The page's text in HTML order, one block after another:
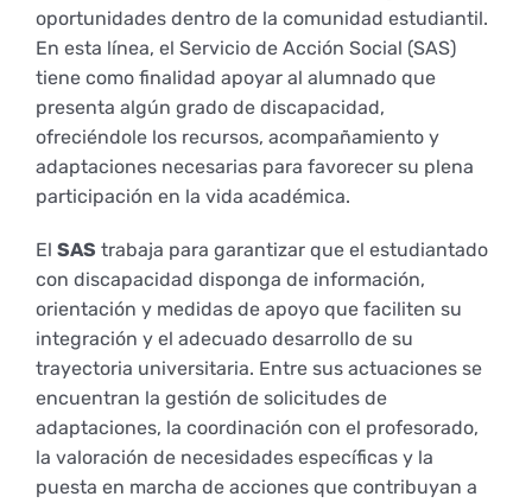
Comisiones
Personal
Empresas
Coordinador y tutores
Renovación acreditación
Memoria verificación
Informes
Impresos y formularios
Documentos
Impresos y formularios
Correo institucional
Delegación de Estudiantes
Estatuto estudiante universitario
Plan de acción tutorial
Programa Mentor
Primer Encuentro (2025)
Edición 2025 (UVL 2025)
Edición 2026 (UVL 2026)
oportunidades dentro de la comunidad estudiantil.
En esta línea, el Servicio de Acción Social (SAS)
tiene como finalidad apoyar al alumnado que
presenta algún grado de discapacidad,
ofreciéndole los recursos, acompañamiento y
adaptaciones necesarias para favorecer su plena
participación en la vida académica.
El SAS trabaja para garantizar que el estudiantado
con discapacidad disponga de información,
orientación y medidas de apoyo que faciliten su
integración y el adecuado desarrollo de su
trayectoria universitaria. Entre sus actuaciones se
encuentran la gestión de solicitudes de
adaptaciones, la coordinación con el profesorado,
la valoración de necesidades específicas y la
puesta en marcha de acciones que contribuyan a